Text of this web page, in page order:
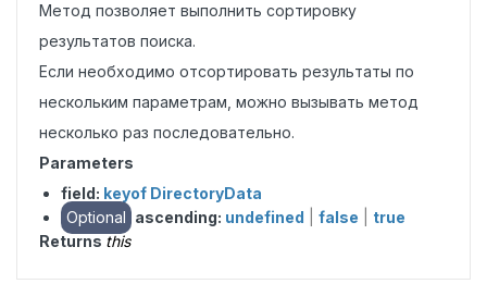
Метод позволяет выполнить сортировку
результатов поиска.
Если необходимо отсортировать результаты по
нескольким параметрам, можно вызывать метод
несколько раз последовательно.
Parameters
field: keyof DirectoryData
Optional ascending: undefined false
true
Returns this